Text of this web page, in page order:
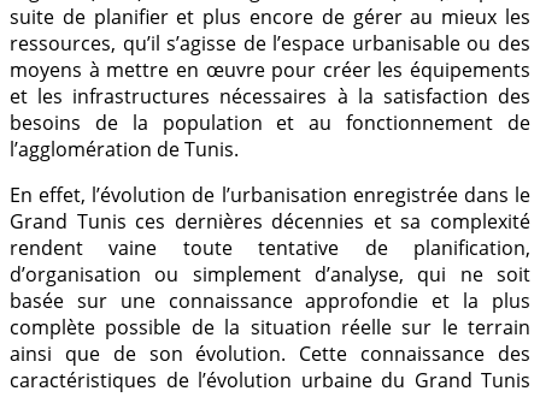
suite de planifier et plus encore de gérer au mieux les
ressources, qu’il s’agisse de l’espace urbanisable ou des
moyens à mettre en œuvre pour créer les équipements
et les infrastructures nécessaires à la satisfaction des
besoins de la population et au fonctionnement de
l’agglomération de Tunis.
En effet, l’évolution de l’urbanisation enregistrée dans le
Grand Tunis ces dernières décennies et sa complexité
rendent vaine toute tentative de planification,
d’organisation ou simplement d’analyse, qui ne soit
basée sur une connaissance approfondie et la plus
complète possible de la situation réelle sur le terrain
ainsi que de son évolution. Cette connaissance des
caractéristiques de l’évolution urbaine du Grand Tunis